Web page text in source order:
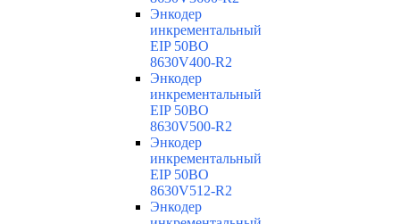
Энкодер
инкрементальный
EIP 50BO
8630V400-R2
Энкодер
инкрементальный
EIP 50BO
8630V500-R2
Энкодер
инкрементальный
EIP 50BO
8630V512-R2
Энкодер